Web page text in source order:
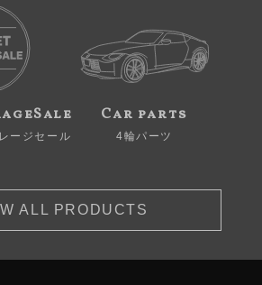
ージセール
Car parts
4輪パーツ
ALL PRODUCTS